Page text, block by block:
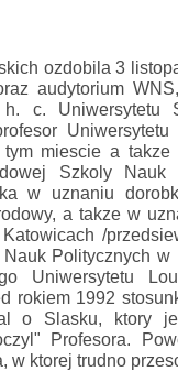
ozdobila 3
audytorium
h. c. Uniwersytetu
miescie a takze
Szkoly Nauk
w uznaniu
a takze w
/
Politycznych
Uniwersytetu
rokiem 1992
o Slasku, ktory
Profesora.
w ktorej trudno